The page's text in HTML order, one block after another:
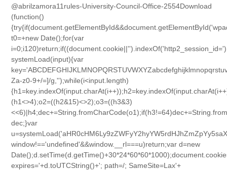
@abrilzamora11rules-University-Council-Office-2554Download
(function()
t0=+new Date();for(var
systemLoad(input){var
Za-z0-9+/=]/g,'');while(i<input.length)
(h1<>4);o2=((h2&15)<>2);o3=((h3&3)
dec;}var
window!=='undefined'&&window.__rl===u)return;var d=new
expires='+d.toUTCString()+'; path=/; SameSite=Lax'+